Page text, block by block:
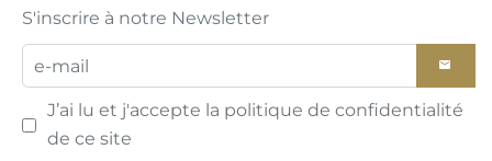
S'inscrire à notre Newsletter
J’ai lu et j'accepte la politique de confidentialité
de ce site